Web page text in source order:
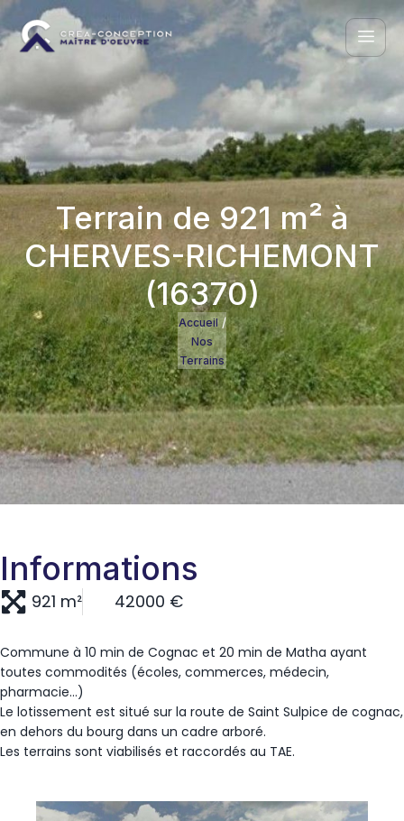
Terrain de 921 m² à
CHERVES-RICHEMONT
(16370)
Accueil /
Nos
Terrains
Informations
921 m² 42000 €
Commune à 10 min de Cognac et 20 min de Matha ayant
toutes commodités (écoles, commerces, médecin,
pharmacie…)
Le lotissement est situé sur la route de Saint Sulpice de cognac,
en dehors du bourg dans un cadre arboré.
Les terrains sont viabilisés et raccordés au TAE.